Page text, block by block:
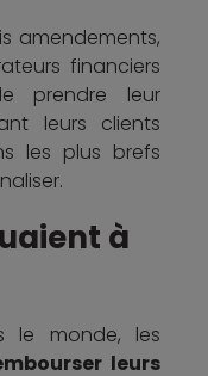
amendements,
financiers
prendre leur
leurs clients
les plus brefs
à
le monde, les
leurs